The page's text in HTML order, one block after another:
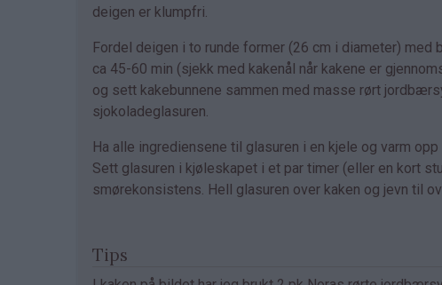
deigen er klumpfri.
Fordel deigen i to runde former (26 cm i diameter) med
ca 45-60 min (sjekk med kakenål når kakene er
og sett kakebunnene sammen med masse rørt
sjokoladeglasuren.
Ha alle ingrediensene til glasuren i en kjele og varm
Sett glasuren i kjøleskapet i et par timer (eller en kort
smørekonsistens. Hell glasuren over kaken og jevn til
Tips